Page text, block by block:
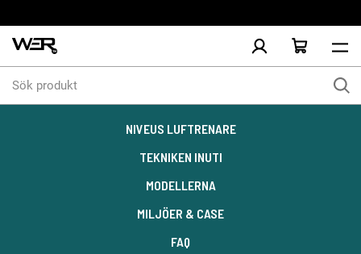
produkt
NIVEUS LUFTRENARE
TEKNIKEN INUTI
MODELLERNA
MILJÖER & CASE
FAQ